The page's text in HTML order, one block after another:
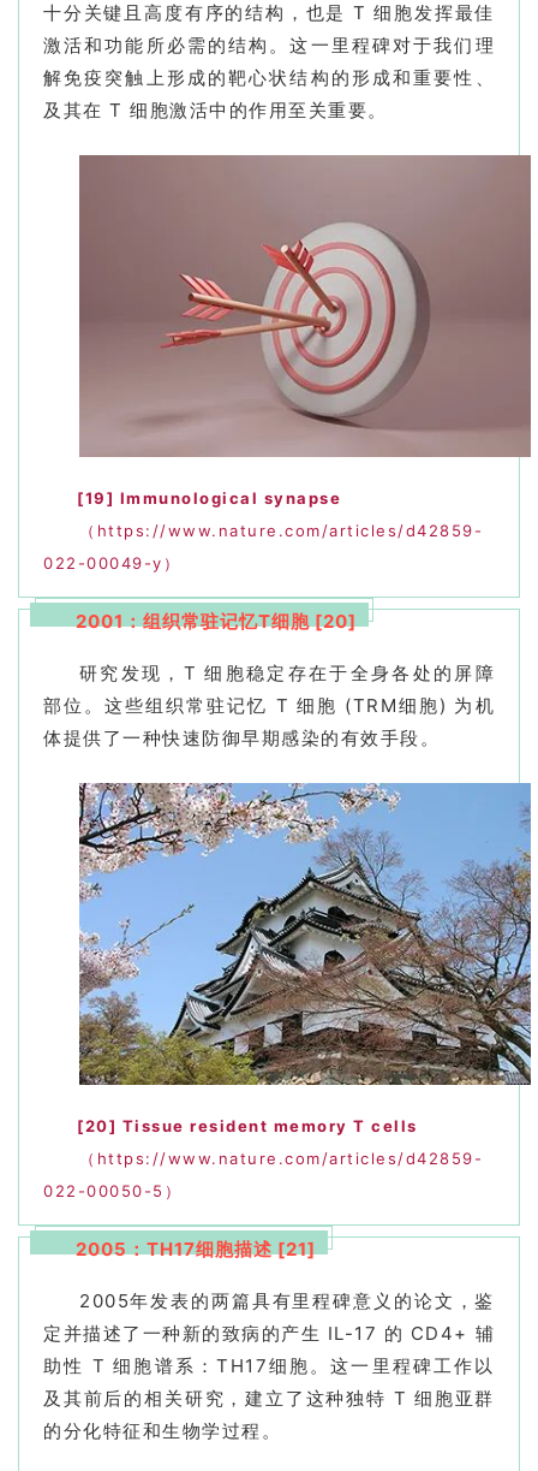
十分关键且高度有序的结构，也是 T 细胞发挥最佳
激活和功能所必需的结构。这一里程碑对于我们理
解免疫突触上形成的靶心状结构的形成和重要性、
及其在 T 细胞激活中的作用至关重要。
[19] Immunological synapse
（https://www.nature.com/articles/d42859-
022-00049-y）
2001：组织常驻记忆T细胞 [20]
研究发现，T 细胞稳定存在于全身各处的屏障
部位。这些组织常驻记忆 T 细胞 (TRM细胞) 为机
体提供了一种快速防御早期感染的有效手段。
[20] Tissue resident memory T cells
（https://www.nature.com/articles/d42859-
022-00050-5）
2005：TH17细胞描述 [21]
2005年发表的两篇具有里程碑意义的论文，鉴
定并描述了一种新的致病的产生 IL-17 的 CD4+ 辅
助性 T 细胞谱系：TH17细胞。这一里程碑工作以
及其前后的相关研究，建立了这种独特 T 细胞亚群
的分化特征和生物学过程。